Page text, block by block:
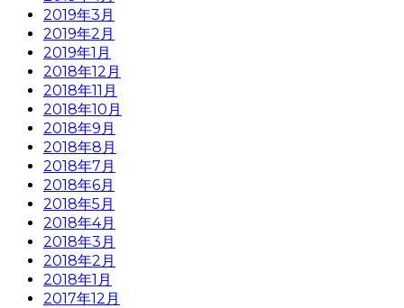
2019年3月
2019年2月
2019年1月
2018年12月
2018年11月
2018年10月
2018年9月
2018年8月
2018年7月
2018年6月
2018年5月
2018年4月
2018年3月
2018年2月
2018年1月
2017年12月